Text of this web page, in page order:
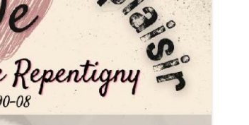
FERMETURE TEMPORAIRE
RENCONTRES SLI (2026)